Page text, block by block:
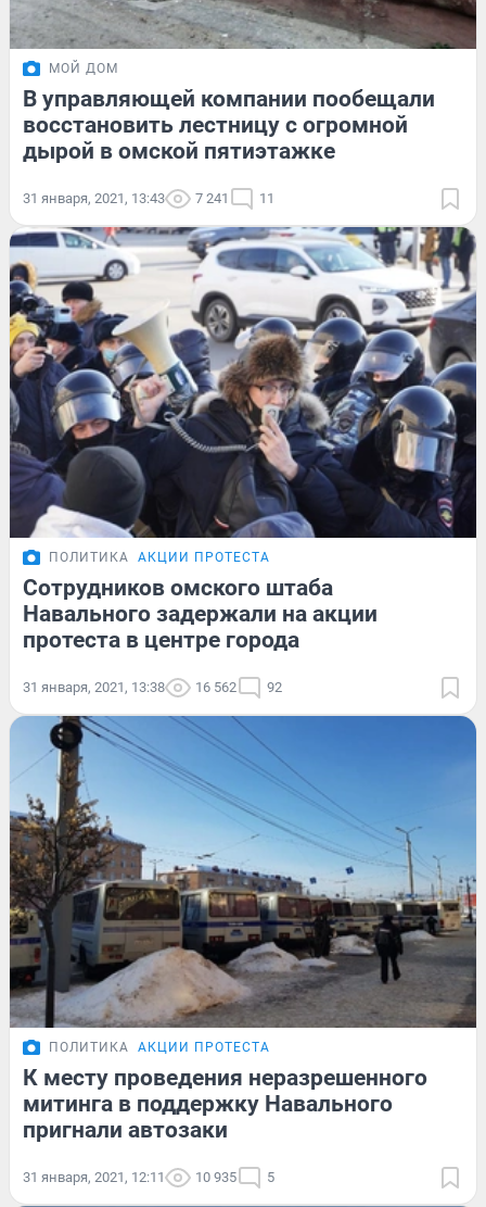
МОЙ ДОМ
В управляющей компании пообещали
восстановить лестницу с огромной
дырой в омской пятиэтажке
31 января, 2021, 13:43 7 241 11
ПОЛИТИКА АКЦИИ ПРОТЕСТА
Сотрудников омского штаба
Навального задержали на акции
протеста в центре города
31 января, 2021, 13:38 16 562 92
ПОЛИТИКА АКЦИИ ПРОТЕСТА
К месту проведения неразрешенного
митинга в поддержку Навального
пригнали автозаки
31 января, 2021, 12:11 10 935 5